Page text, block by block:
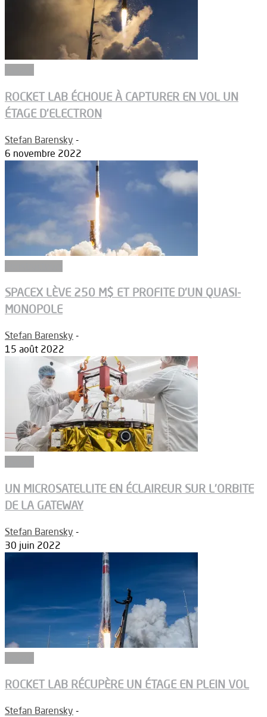
ROCKET LAB ÉCHOUE À CAPTURER EN VOL UN
ÉTAGE D’ELECTRON
Stefan Barensky -
6 novembre 2022
SPACEX LÈVE 250 M$ ET PROFITE D’UN QUASI-
MONOPOLE
Stefan Barensky -
15 août 2022
UN MICROSATELLITE EN ÉCLAIREUR SUR L’ORBITE
DE LA GATEWAY
Stefan Barensky -
30 juin 2022
ROCKET LAB RÉCUPÈRE UN ÉTAGE EN PLEIN VOL
Stefan Barensky -